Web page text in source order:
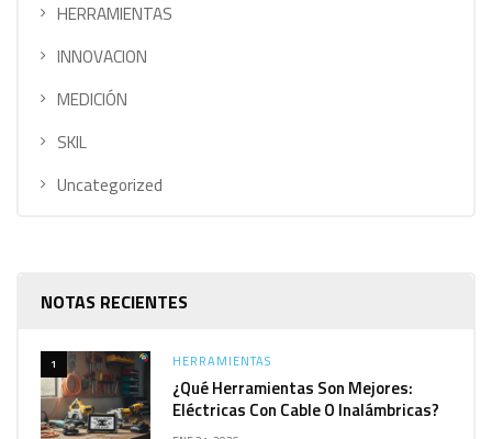
HERRAMIENTAS
INNOVACION
MEDICIÓN
SKIL
Uncategorized
NOTAS RECIENTES
1 HERRAMIENTAS
¿Qué Herramientas Son Mejores:
Eléctricas Con Cable O Inalámbricas?